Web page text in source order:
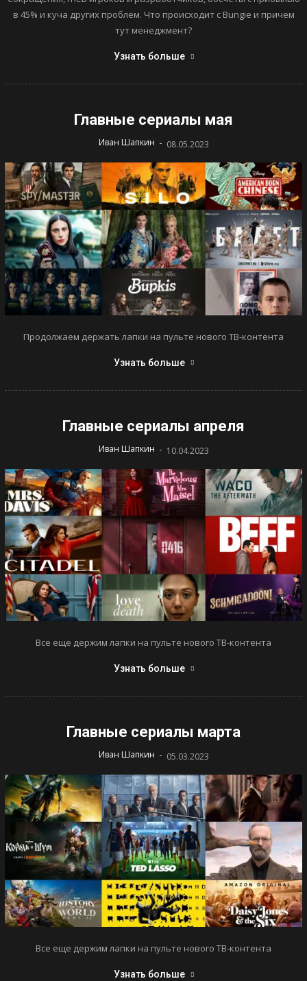
в 45% и куча других проблем. Что происходит с Bungie и причем
тут менеджмент?
Узнать больше
Главные сериалы мая
Иван Шапкин - 08.05.2023
Продолжаем держать лапки на пульте нового ТВ-контента
Узнать больше
Главные сериалы апреля
Иван Шапкин - 10.04.2023
Все еще держим лапки на пульте нового ТВ-контента
Узнать больше
Главные сериалы марта
Иван Шапкин - 05.03.2023
Все еще держим лапки на пульте нового ТВ-контента
Узнать больше